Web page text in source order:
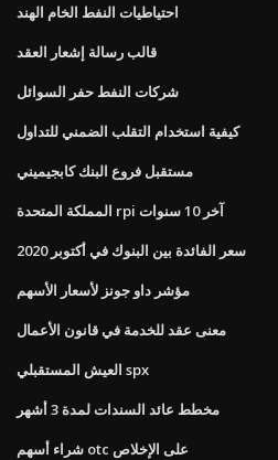
احتياطيات النفط الخام الهند
قالب رسالة إشعار العقد
شركات النفط حفر السوائل
كيفية استخدام التقلب الضمني للتداول
مستقبل فروع البنك كابجيميني
المملكة المتحدة rpi آخر 10 سنوات
سعر الفائدة بين البنوك في أكتوبر 2020
مؤشر داو جونز لأسعار الأسهم
معنى عقد للخدمة في قانون الأعمال
العيش المستقبلي spx
مخطط عائد السندات لمدة 3 أشهر
شراء أسهم otc على الإخلاص